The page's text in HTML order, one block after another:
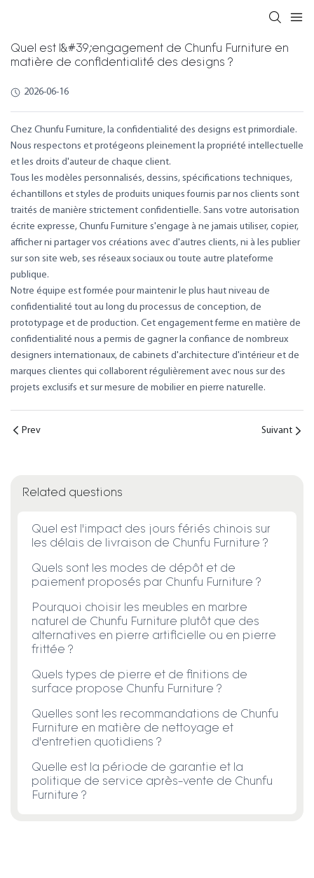
Quel est l&#39;engagement de Chunfu Furniture en
matière de confidentialité des designs ?
2026-06-16
Chez Chunfu Furniture, la confidentialité des designs est primordiale.
Nous respectons et protégeons pleinement la propriété intellectuelle
et les droits d'auteur de chaque client.
Tous les modèles personnalisés, dessins, spécifications techniques,
échantillons et styles de produits uniques fournis par nos clients sont
traités de manière strictement confidentielle. Sans votre autorisation
écrite expresse, Chunfu Furniture s'engage à ne jamais utiliser, copier,
afficher ni partager vos créations avec d'autres clients, ni à les publier
sur son site web, ses réseaux sociaux ou toute autre plateforme
publique.
Notre équipe est formée pour maintenir le plus haut niveau de
confidentialité tout au long du processus de conception, de
prototypage et de production. Cet engagement ferme en matière de
confidentialité nous a permis de gagner la confiance de nombreux
designers internationaux, de cabinets d'architecture d'intérieur et de
marques clientes qui collaborent régulièrement avec nous sur des
projets exclusifs et sur mesure de mobilier en pierre naturelle.
Prev Suivant
Related questions
Quel est l'impact des jours fériés chinois sur
les délais de livraison de Chunfu Furniture ?
Quels sont les modes de dépôt et de
paiement proposés par Chunfu Furniture ?
Pourquoi choisir les meubles en marbre
naturel de Chunfu Furniture plutôt que des
alternatives en pierre artificielle ou en pierre
frittée ?
Quels types de pierre et de finitions de
surface propose Chunfu Furniture ?
Quelles sont les recommandations de Chunfu
Furniture en matière de nettoyage et
d'entretien quotidiens ?
Quelle est la période de garantie et la
politique de service après-vente de Chunfu
Furniture ?